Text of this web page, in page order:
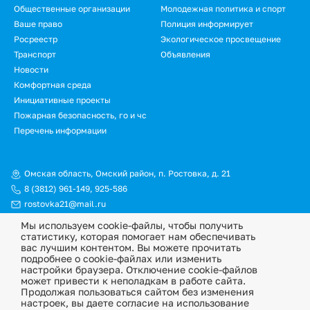
Общественные организации
Молодежная политика и спорт
Ваше право
Полиция информирует
Росреестр
Экологическое просвещение
Транспорт
Объявления
Новости
Омская область, Омский район, п. Ростовка, д. 21
8 (3812) 961-149, 925-586
rostovka21@mail.ru
Подвал.
Дополнительное
меню
Комфортная среда
Инициативные проекты
Пожарная безопасность, го и чс
Перечень информации
© Официальный сайт Ростовкинского сельского поселения
Омского муниципального района Омской области, 2026
Политика конфиденциальности
Информационная ответственность
Мы используем cookie-файлы, чтобы получить
статистику, которая помогает нам обеспечивать
вас лучшим контентом. Вы можете прочитать
подробнее о cookie-файлах или изменить
настройки браузера. Отключение cookie-файлов
может привести к неполадкам в работе сайта.
Продолжая пользоваться сайтом без изменения
настроек, вы даете согласие на использование